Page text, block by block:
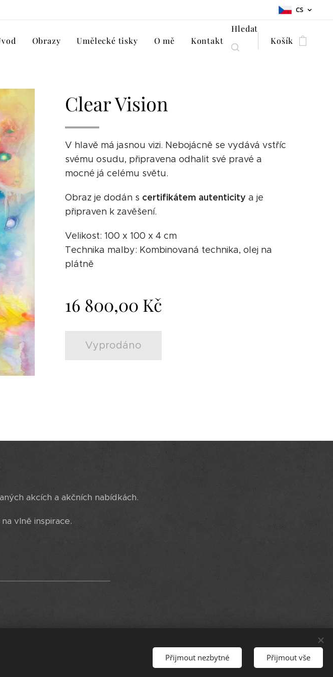
CS
Obrazy Umělecké tisky O mě Kontakt
Hledat
Košík
Clear Vision
V hlavě má jasnou vizi. Nebojácně se vydává vstříc
svému osudu, připravena odhalit své pravé a
mocné já celému světu.
Obraz je dodán s certifikátem autenticity a je
připraven k zavěšení.
Velikost: 100 x 100 x 4 cm
Technika malby: Kombinovaná technika, olej na
plátně
16 800,00 Kč
Vyprodáno
akcích a akčních nabídkách.
vlně inspirace.
Jazyky Čeština English
Přijmout nezbytné Přijmout vše